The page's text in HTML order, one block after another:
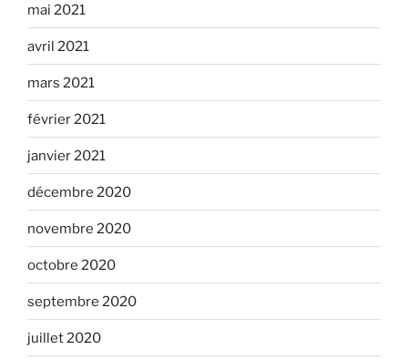
mai 2021
avril 2021
mars 2021
février 2021
janvier 2021
décembre 2020
novembre 2020
octobre 2020
septembre 2020
juillet 2020